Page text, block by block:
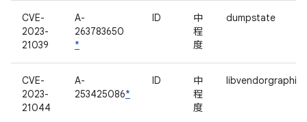
CVE-
2023-
21039
A-
263783650
*
ID
中
程
度
dumpstate
CVE-
2023-
21044
A-
253425086*
ID
中
程
度